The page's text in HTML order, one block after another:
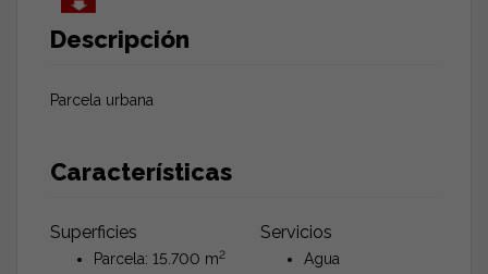
Descripción
Parcela urbana
Características
Superficies
Parcela: 15.700 m2
Servicios
Agua